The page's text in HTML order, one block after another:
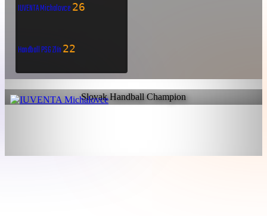
IUVENTA Michalovce26
Handball PSG Zlín22
Slovak Handball Champion